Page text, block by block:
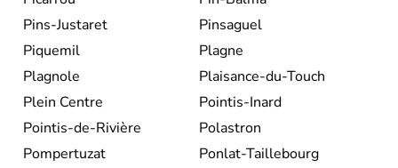
Pins-Justaret
Pinsaguel
Piquemil
Plagne
Plagnole
Plaisance-du-Touch
Plein Centre
Pointis-Inard
Pointis-de-Rivière
Polastron
Pompertuzat
Ponlat-Taillebourg